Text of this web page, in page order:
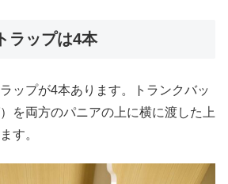
ラップは4本
ップが4本あります。トランクバッ
を両方のパニアの上に横に渡した上
す。